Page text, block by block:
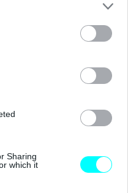
Sharing
which it
4